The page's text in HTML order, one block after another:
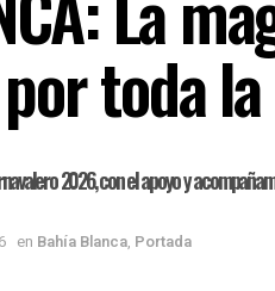
toda
2026, con el apoyo y
en Bahía Blanca, Portada